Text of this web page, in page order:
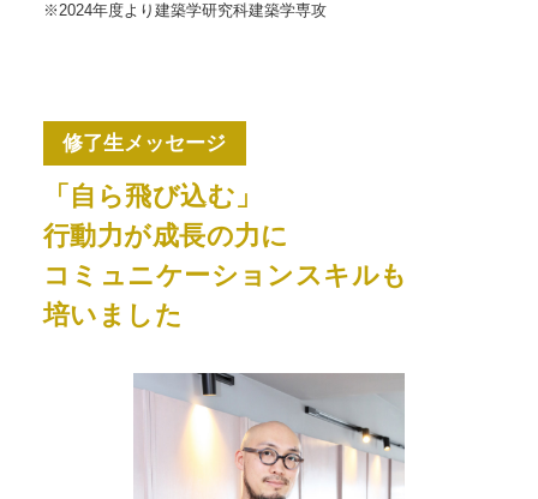
※2024年度より建築学研究科建築学専攻
修了生メッセージ
「自ら飛び込む」
行動力が成長の力に
コミュニケーションスキルも
培いました